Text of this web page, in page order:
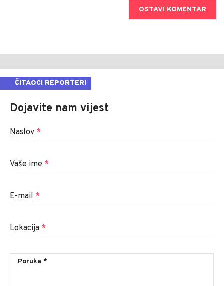
OSTAVI KOMENTAR
ČITAOCI REPORTERI
Dojavite nam vijest
Naslov *
Vaše ime *
E-mail *
Lokacija *